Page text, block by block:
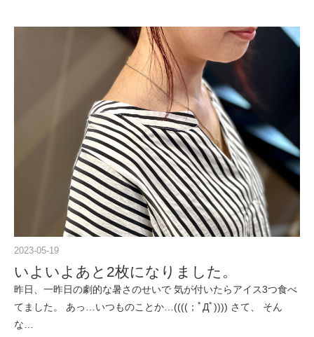
2023-05-19
いよいよあと2枚になりました。
昨日、一昨日の劇的な暑さのせいで 気が付いたらアイス3つ食べ
てました。 あっ…いつものことか…((((；ﾟДﾟ)))) さて、 そん
な…